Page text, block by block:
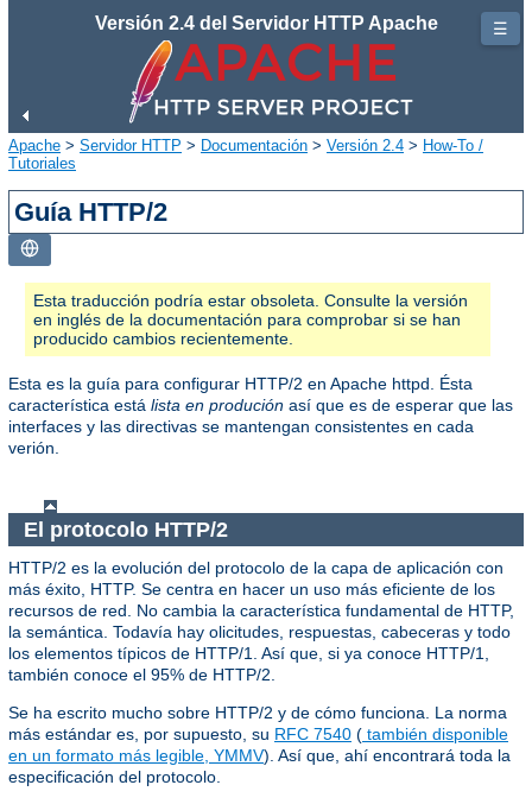
Versión 2.4 del Servidor HTTP Apache
Apache > Servidor HTTP > Documentación > Versión 2.4 > How-To /
Tutoriales
Guía HTTP/2
Esta traducción podría estar obsoleta. Consulte la versión
en inglés de la documentación para comprobar si se han
producido cambios recientemente.
Esta es la guía para configurar HTTP/2 en Apache httpd. Ésta
característica está lista en produción así que es de esperar que las
interfaces y las directivas se mantengan consistentes en cada
verión.
El protocolo HTTP/2
HTTP/2 es la evolución del protocolo de la capa de aplicación con
más éxito, HTTP. Se centra en hacer un uso más eficiente de los
recursos de red. No cambia la característica fundamental de HTTP,
la semántica. Todavía hay olicitudes, respuestas, cabeceras y todo
los elementos típicos de HTTP/1. Así que, si ya conoce HTTP/1,
también conoce el 95% de HTTP/2.
Se ha escrito mucho sobre HTTP/2 y de cómo funciona. La norma
más estándar es, por supuesto, su RFC 7540 ( también disponible
en un formato más legible, YMMV). Así que, ahí encontrará toda la
especificación del protocolo.
☰